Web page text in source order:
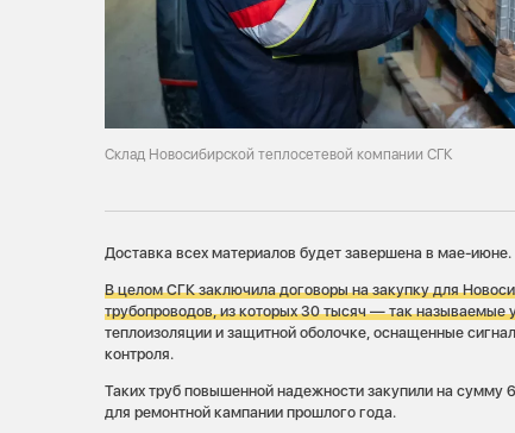
Склад Новосибирской теплосетевой компании СГК
Доставка всех материалов будет завершена в мае-июне.
В целом СГК заключила договоры на закупку для
трубопроводов, из которых 30 тысяч — так называемые
теплоизоляции и защитной оболочке, оснащенные
контроля.
Таких труб повышенной надежности закупили на сумму
для ремонтной кампании прошлого года.